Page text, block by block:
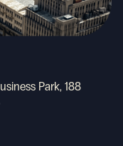
Park, 188